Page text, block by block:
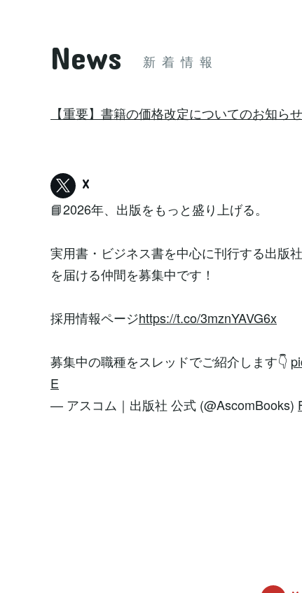
News 新着情報
【重要】書籍の価格改定についてのお知らせ
X
📘2026年、出版をもっと盛り上げる。
実用書・ビジネス書を中心に刊行する出版
を届ける仲間を募集中です！
採用情報ページhttps://t.co/3mznYAVG6x
募集中の職種をスレッドでご紹介します👇
E
— アスコム｜出版社 公式 (@AscomBooks)